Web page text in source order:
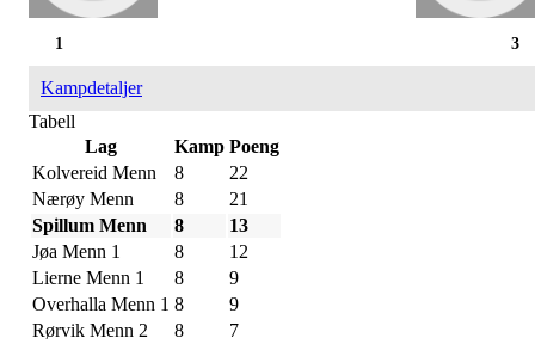
3
1
Kampdetaljer
Tabell
Lag
Kamp Poeng
Kolvereid Menn
8
22
Nærøy Menn
8
21
Spillum Menn
8
13
Jøa Menn 1
8
12
Lierne Menn 1
8
9
Overhalla Menn 1 8
9
Rørvik Menn 2
8
7